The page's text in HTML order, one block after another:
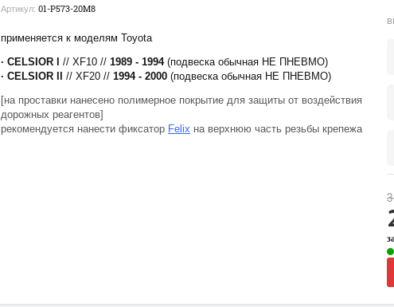
Артикул: 01-P573-20М8
применяется к моделям Toyota
· CELSIOR l
// XF10 // 1989 - 1994(подвеска обычная НЕ ПНЕВМО)
· CELSIOR ll // XF20 // 1994 - 2000 (подвеска обычная НЕ ПНЕВМО)
[на проставки нанесено полимерное покрытие для защиты от воздействия
дорожных реагентов]
рекомендуется нанести фиксатор Felix на верхнюю часть резьбы крепежа